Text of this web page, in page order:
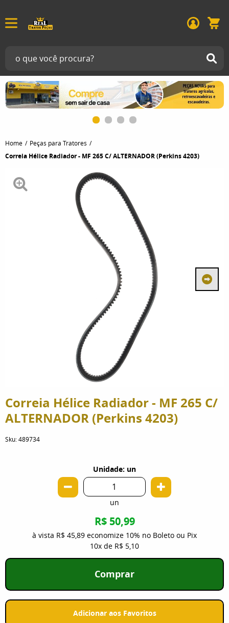
Home Peças para Tratores
Correia Hélice Radiador - MF 265 C/ ALTERNADOR (Perkins 4203)
Correia Hélice Radiador - MF 265 C/
ALTERNADOR (Perkins 4203)
Sku:489734
Unidade: un
un
R$ 50,99
à vista R$ 45,89 economize 10% no Boleto ou Pix
10x de R$ 5,10
Comprar
Adicionar aos Favoritos